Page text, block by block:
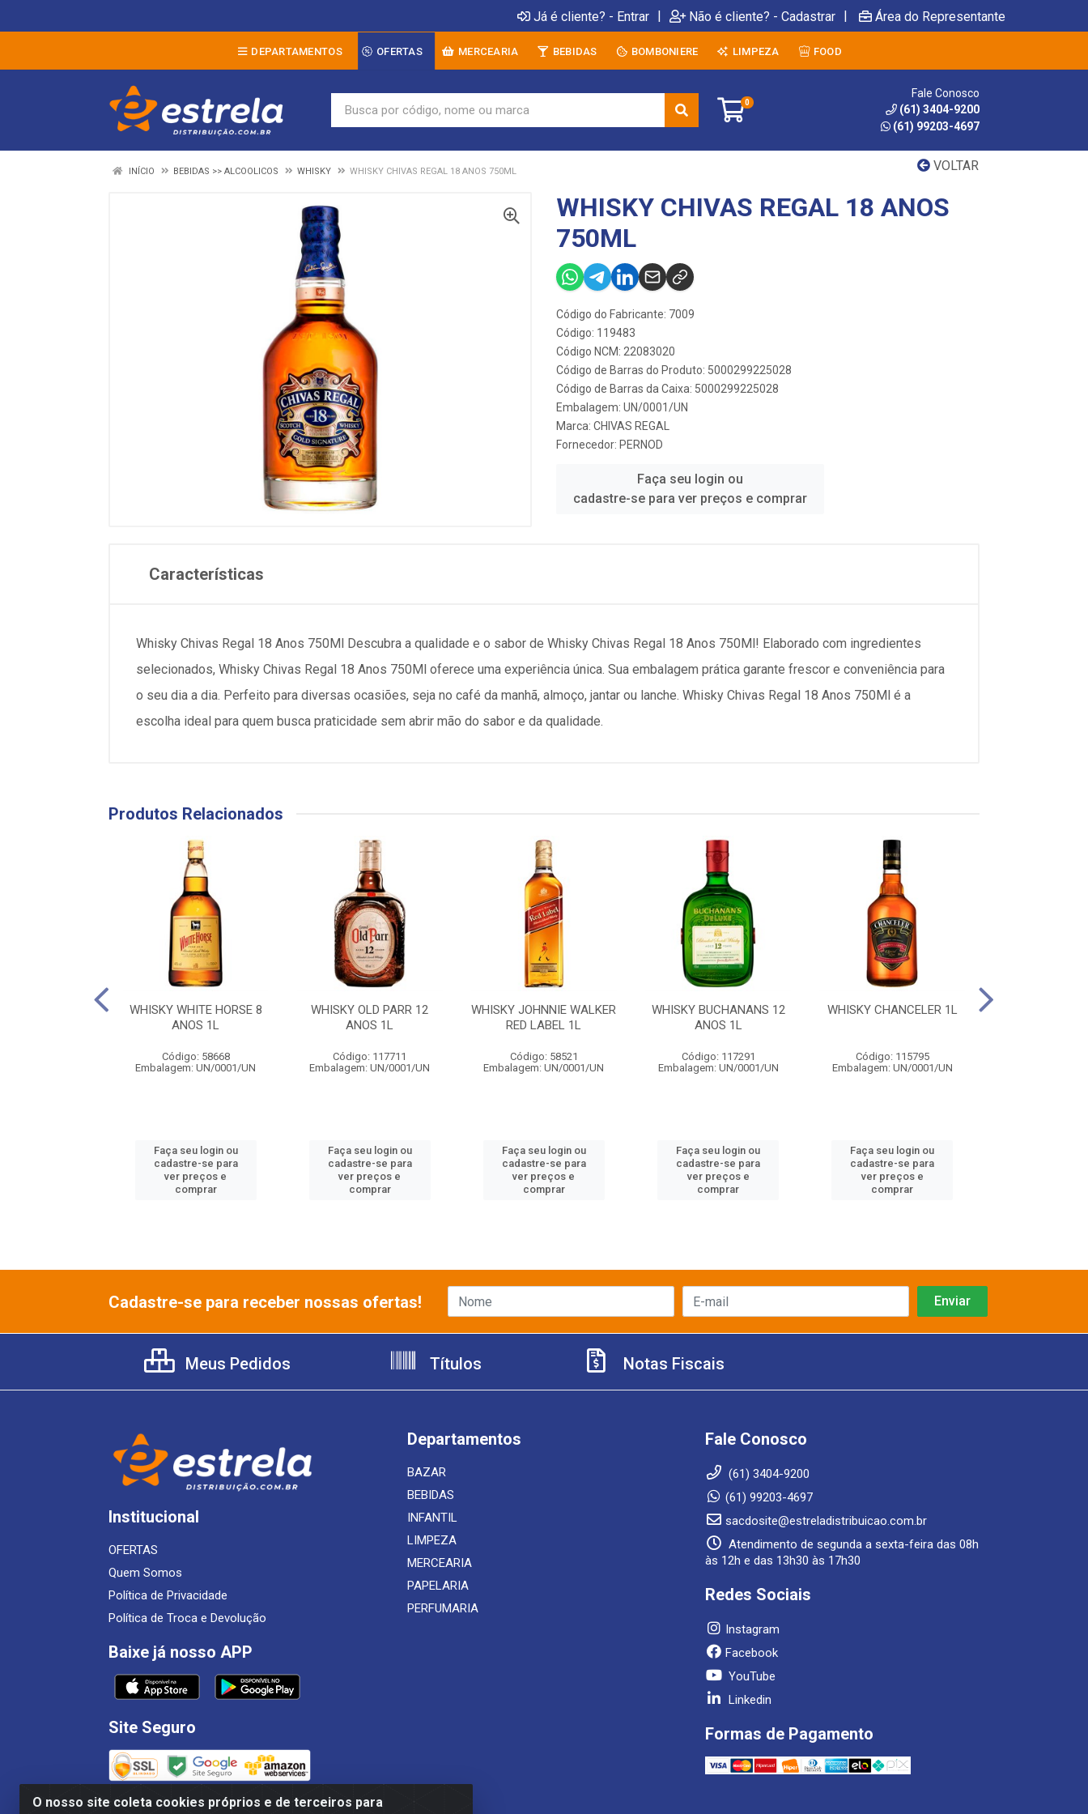
Já é cliente? - Entrar | Não é cliente? - Cadastrar | Área do Representante
DEPARTAMENTOS OFERTAS MERCEARIA BEBIDAS BOMBONIERE LIMPEZA FOOD
0
Fale Conosco
(61) 3404-9200
(61) 99203-4697
VOLTAR
INÍCIO BEBIDAS >> ALCOOLICOS WHISKY WHISKY CHIVAS REGAL 18 ANOS 750ML
WHISKY CHIVAS REGAL 18 ANOS
750ML
Código do Fabricante: 7009
Código: 119483
Código NCM: 22083020
Código de Barras do Produto: 5000299225028
Código de Barras da Caixa: 5000299225028
Embalagem: UN/0001/UN
Marca: CHIVAS REGAL
Fornecedor: PERNOD
Faça seu login ou
cadastre-se para ver preços e comprar
Características
Whisky Chivas Regal 18 Anos 750Ml Descubra a qualidade e o sabor de Whisky Chivas Regal 18 Anos 750Ml! Elaborado com ingredientes
selecionados, Whisky Chivas Regal 18 Anos 750Ml oferece uma experiência única. Sua embalagem prática garante frescor e conveniência para
o seu dia a dia. Perfeito para diversas ocasiões, seja no café da manhã, almoço, jantar ou lanche. Whisky Chivas Regal 18 Anos 750Ml é a
escolha ideal para quem busca praticidade sem abrir mão do sabor e da qualidade.
Produtos Relacionados
WHISKY WHITE HORSE 8
ANOS 1L
Código: 58668
Embalagem: UN/0001/UN
Faça seu login ou
cadastre-se para
ver preços e
comprar
WHISKY OLD PARR 12
ANOS 1L
Código: 117711
Embalagem: UN/0001/UN
Faça seu login ou
cadastre-se para
ver preços e
comprar
WHISKY JOHNNIE WALKER
RED LABEL 1L
Código: 58521
Embalagem: UN/0001/UN
Faça seu login ou
cadastre-se para
ver preços e
comprar
WHISKY BUCHANANS 12
ANOS 1L
Código: 117291
Embalagem: UN/0001/UN
Faça seu login ou
cadastre-se para
ver preços e
comprar
WHISKY CHANCELER 1L
Código: 115795
Embalagem: UN/0001/UN
Faça seu login ou
cadastre-se para
ver preços e
comprar
O nosso site coleta cookies próprios e de terceiros para
Cadastre-se para receber nossas ofertas!
Meus Pedidos Títulos Notas Fiscais
Institucional
OFERTAS
Quem Somos
Política de Privacidade
Política de Troca e Devolução
Baixe já nosso APP
Site Seguro
Departamentos
BAZAR
BEBIDAS
INFANTIL
LIMPEZA
MERCEARIA
PAPELARIA
PERFUMARIA
Fale Conosco
(61) 3404-9200
(61) 99203-4697
sacdosite@estreladistribuicao.com.br
Atendimento de segunda a sexta-feira das 08h
às 12h e das 13h30 às 17h30
Redes Sociais
Instagram
Facebook
YouTube
Linkedin
Formas de Pagamento